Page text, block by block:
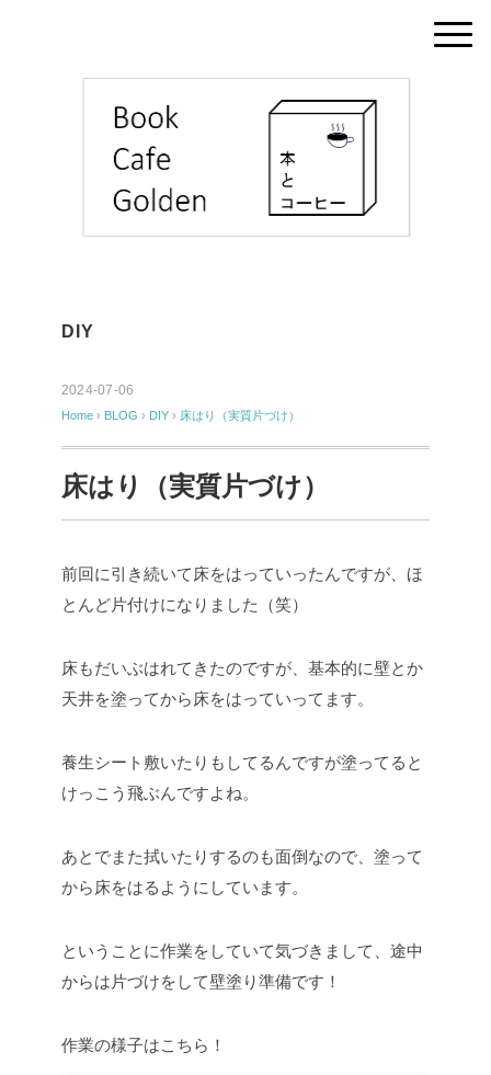
DIY
2024-07-06
Home › BLOG › DIY › 床はり（実質片づけ）
床はり（実質片づけ）
前回に引き続いて床をはっていったんですが、ほ
とんど片付けになりました（笑）
床もだいぶはれてきたのですが、基本的に壁とか
天井を塗ってから床をはっていってます。
養生シート敷いたりもしてるんですが塗ってると
けっこう飛ぶんですよね。
あとでまた拭いたりするのも面倒なので、塗って
から床をはるようにしています。
ということに作業をしていて気づきまして、途中
からは片づけをして壁塗り準備です！
作業の様子はこちら！